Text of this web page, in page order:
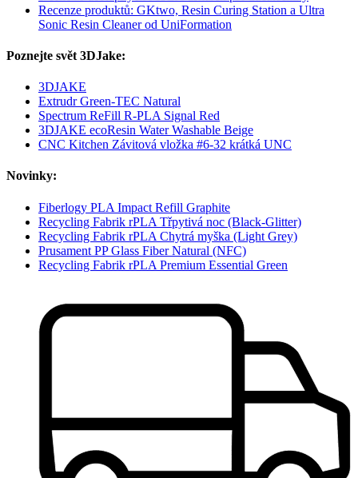
Recenze produktů: GKtwo, Resin Curing Station a Ultra
Sonic Resin Cleaner od UniFormation
Poznejte svět 3DJake:
3DJAKE
Extrudr Green-TEC Natural
Spectrum ReFill R-PLA Signal Red
3DJAKE ecoResin Water Washable Beige
CNC Kitchen Závitová vložka #6-32 krátká UNC
Novinky:
Fiberlogy PLA Impact Refill Graphite
Recycling Fabrik rPLA Třpytivá noc (Black-Glitter)
Recycling Fabrik rPLA Chytrá myška (Light Grey)
Prusament PP Glass Fiber Natural (NFC)
Recycling Fabrik rPLA Premium Essential Green